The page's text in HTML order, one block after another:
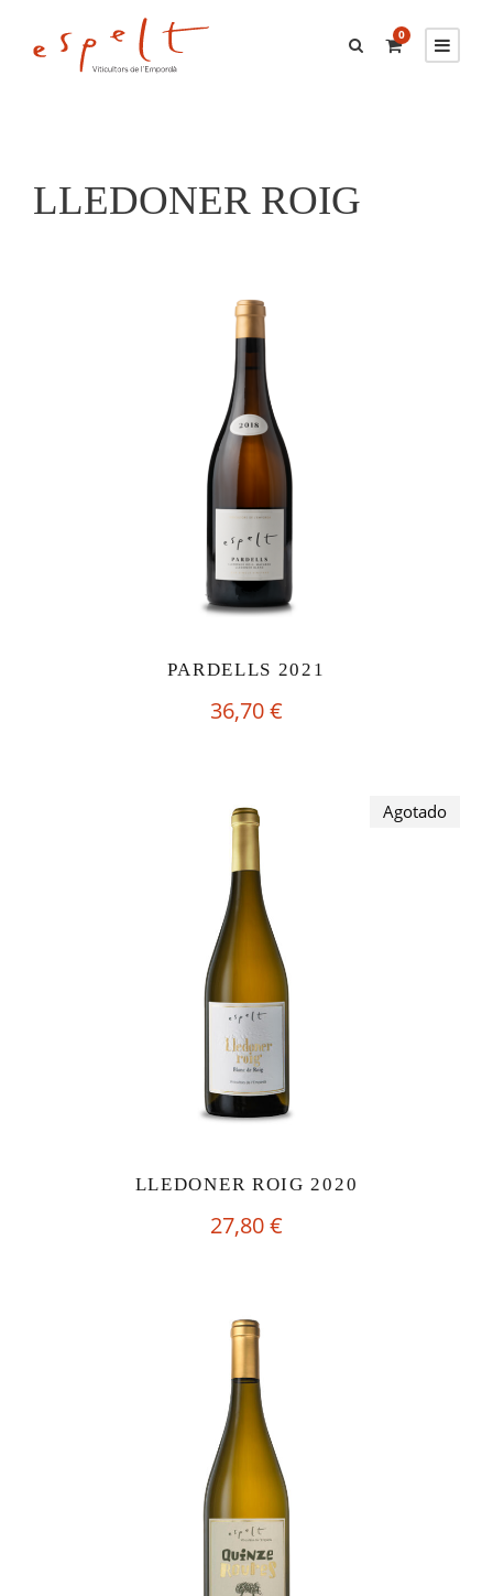
0
LLEDONER ROIG
PARDELLS 2021
36,70€
Agotado
LLEDONER ROIG 2020
27,80€